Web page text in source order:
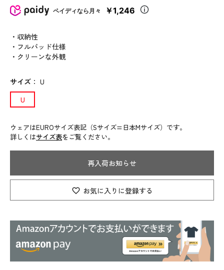
ペイディなら月々 ￥1,246
・収納性
・フルパッド仕様
・クリーンな外観
サイズ ： U
U
ウェアはEUROサイズ表記（Sサイズ=日本Mサイズ）です。
詳しくはサイズ表をご覧ください。
再入荷お知らせ
お気に入りに登録する